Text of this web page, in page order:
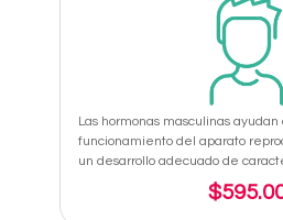
Las hormonas masculinas
funcionamiento del aparato
un desarrollo adecuado de